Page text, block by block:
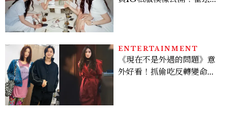
ENTERTAINMENT
《現在不是外遇的問題》意
外好看！抓偷吃反轉變命